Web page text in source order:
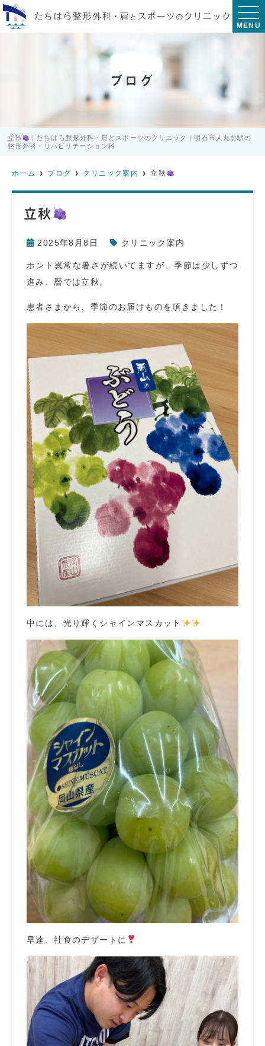
MENU
ブログ
立秋
｜たちはら整形外科・肩とスポーツのクリニック｜明石市人丸前駅の
整形外科・リハビリテーション科
ホーム ブログ クリニック案内 立秋
立秋
2025年8月8日 クリニック案内
ホント異常な暑さが続いてますが、季節は少しずつ
進み、暦では立秋。
患者さまから、季節のお届けものを頂きました！
中には、光り輝くシャインマスカット
早速、社食のデザートに